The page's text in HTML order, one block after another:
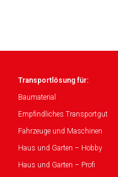
Transportlösung für:
Baumaterial
Empfindliches Transportgut
Fahrzeuge und Maschinen
Haus und Garten – Hobby
Haus und Garten – Profi